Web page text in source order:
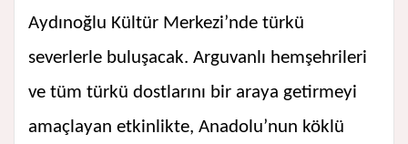
Aydınoğlu Kültür Merkezi’nde türkü
severlerle buluşacak. Arguvanlı hemşehrileri
ve tüm türkü dostlarını bir araya getirmeyi
amaçlayan etkinlikte, Anadolu’nun köklü